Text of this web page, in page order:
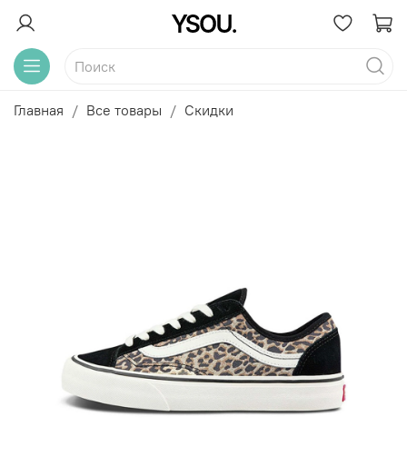
Главная Все товары Скидки